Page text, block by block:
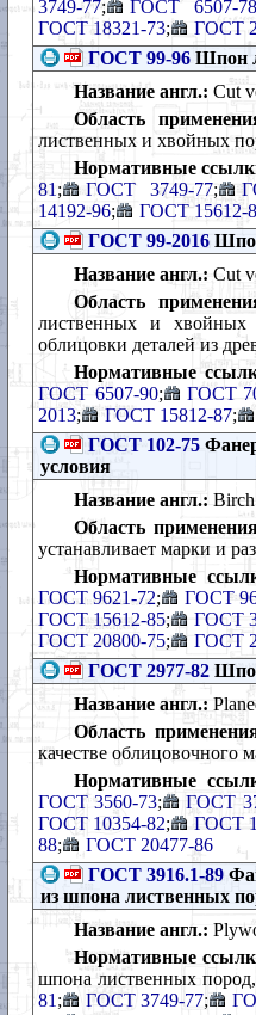
3749-77;
ГОСТ 6507-78
ГОСТ 18321-73;
ГОСТ
ГОСТ 99-96 Шпон
Название англ.: Cut
Область
лиственных и хвойных
Нормативные
81 ; ГОСТ 3749-77;
14192-96;
ГОСТ 15612-
ГОСТ 99-2016
Название англ.: Cut
Область
лиственных и хвойных
облицовки деталей из
Нормативные
ГОСТ 6507-90;
ГОСТ
2013; ГОСТ 15812-87;
ГОСТ 102-75
условия
Название англ.:
Область
устанавливает марки и
Нормативные
ГОСТ 9621-72;
ГОСТ
ГОСТ 15612-85;
ГОСТ
ГОСТ 20800-75;
ГОСТ
ГОСТ 2977-82
Название англ.:
Область
качестве облицовочного
Нормативные
ГОСТ 3560-73;
ГОСТ
ГОСТ 10354-82;
ГОСТ
88;
ГОСТ 20477-86
ГОСТ 3916.1-89
из шпона лиственных
Название англ.:
Нормативные
шпона лиственных
81 ; ГОСТ 3749-77;